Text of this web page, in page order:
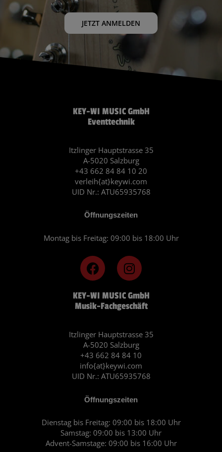
JETZT ANMELDEN
KEY-WI MUSIC GmbH
Musik-Fachgeschäft
Itzlinger Hauptstrasse 35
A-5020 Salzburg
+43 662 84 84 10
info{at}keywi.com
UID Nr.: ATU65935768
Öffnungszeiten
Dienstag bis Freitag: 09:00 bis 18:00 Uhr
Samstag: 09:00 bis 13:00 Uhr
Advent-Samstage: 09:00 bis 16:00 Uhr
F
a
c
e
b
o
k
I
n
s
t
a
r
a
m
KEY-WI MUSIC GmbH
Eventtechnik
Itzlinger Hauptstrasse 35
A-5020 Salzburg
+43 662 84 84 10 20
verleih{at}keywi.com
UID Nr.: ATU65935768
Öffnungszeiten
Montag bis Freitag: 09:00 bis 18:00 Uhr